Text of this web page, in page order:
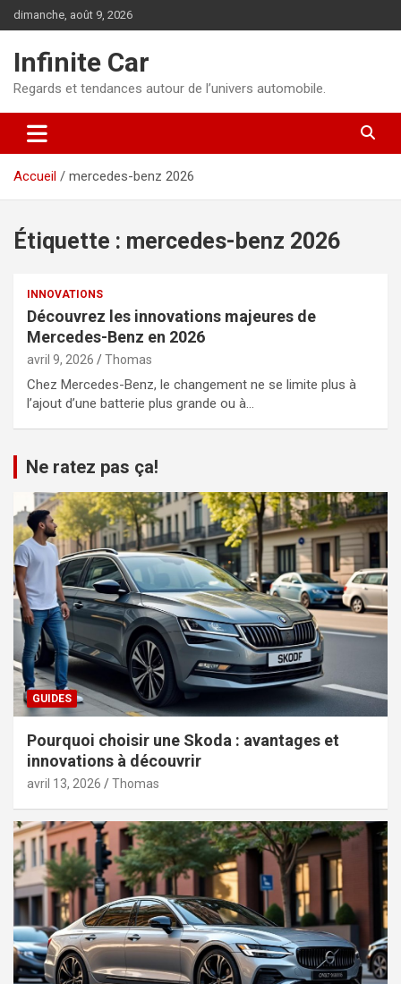
Aller
au
dimanche, août 9, 2026
Infinite Car
Regards et tendances autour de l’univers automobile.
Accueil mercedes-benz 2026
Étiquette : mercedes-benz 2026
INNOVATIONS
Découvrez les innovations majeures de
Mercedes-Benz en 2026
avril 9, 2026 Thomas
Chez Mercedes-Benz, le changement ne se limite plus à
l’ajout d’une batterie plus grande ou à…
Ne ratez pas ça!
GUIDES
Pourquoi choisir une Skoda : avantages et
innovations à découvrir
avril 13, 2026 Thomas